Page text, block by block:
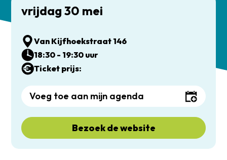
vrijdag 30 mei
Van Kijfhoekstraat 146
18:30 - 19:30 uur
Ticket prijs:
Voeg toe aan mijn agenda
Bezoek de website